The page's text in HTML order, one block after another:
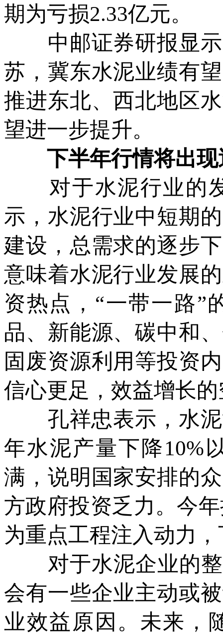
期为亏损2.33亿元。
中邮证券研报显示
苏，冀东水泥业绩有
推进东北、西北地区
望进一步提升。
下半年行情将出现
对于水泥行业的发
示，水泥行业中短期
建设，总需求的逐步
意味着水泥行业发展
资热点，“一带一路”
品、新能源、碳中和
固废资源利用等投资
信心更足，效益增长
孔祥忠表示，水泥
年水泥产量下降10%
满，说明国家安排的
方政府投资乏力。今
为重点工程注入动力
对于水泥企业的整
会有一些企业主动或
业效益原因。未来，